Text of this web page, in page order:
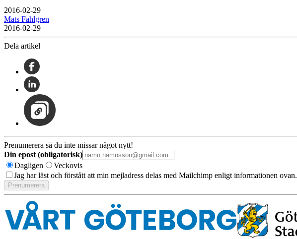
2016-02-29
Mats Fahlgren
2016-02-29
Dela artikel
Prenumerera så du inte missar något nytt!
Din epost (obligatorisk)
Dagligen
Veckovis
Jag har läst och förstått att min mejladress delas med Mailchimp enligt informationen ovan.